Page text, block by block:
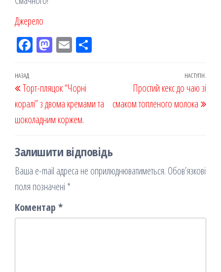
Джерело
Fac
k
M
on
Em
я
Навігація
записів
Попередній
запис
НАЗАД
Торт-пляцок “Чорні
коралі” з двома кремами та
шоколадним коржем.
НАСТУПН.
Простий кекс до чаю зі
смаком топленого молока
Залишити відповідь
Ваша e-mail адреса не оприлюднюватиметься. Обов’язкові
поля позначені *
Коментар *